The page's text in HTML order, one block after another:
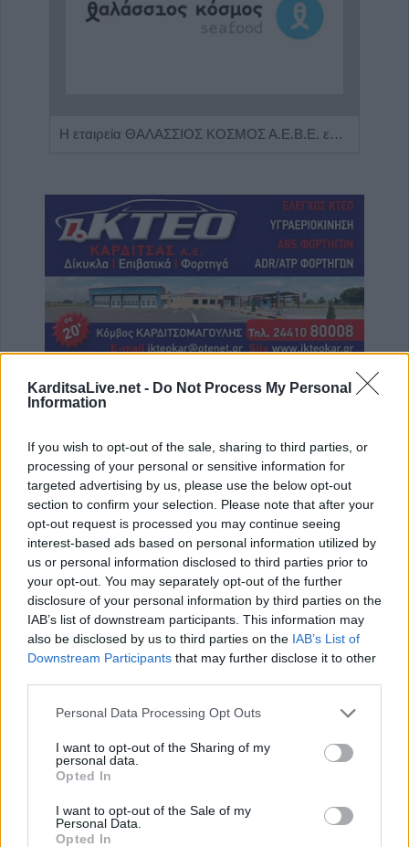
KarditsaLive.net - Do Not Process My Personal
Information
If you wish to opt-out of the sale, sharing to third parties, or
processing of your personal or sensitive information for
targeted advertising by us, please use the below opt-out
section to confirm your selection. Please note that after your
opt-out request is processed you may continue seeing
interest-based ads based on personal information utilized by
us or personal information disclosed to third parties prior to
your opt-out. You may separately opt-out of the further
disclosure of your personal information by third parties on the
IAB’s list of downstream participants. This information may
also be disclosed by us to third parties on the IAB’s List of
Downstream Participants that may further disclose it to other
Personal Data Processing Opt Outs
I want to opt-out of the Sharing of my
personal data.
Opted In
I want to opt-out of the Sale of my
Personal Data.
Opted In
Η εταιρεία ΘΑΛΑΣΣΙΟΣ ΚΟΣΜΟΣ Α.Ε.Β.Ε. επιθυμεί να προσλάβει Αποθηκάριο
ΤΕΛΕΥΤΑΙΑ ΝΕΑ
“Calimera” με “spitiko” και συνταγές όπως
5 Αυγούστου 2026, 23:58
Στη Σόφια θα ψάξει την πρόκριση ο
Παναθηναϊκός
5 Αυγούστου 2026, 23:33
Σύγκρουση μηχανής με αυτοκίνητο στη
Λάρισα – Στο νοσοκομείο ο οδηγός του
δικύκλου
5 Αυγούστου 2026, 22:45
Κεραυνός χτύπησε γήπεδο στην Ταϊλάνδη –
Νεκρός 24χρονος ποδοσφαιριστής
Εγκρίθηκε η προγραμματική σύμβαση για
την εκπόνηση της μελέτης ανακατασκευής
της ιστορικής Γέφυρας Κοράκου
Κάηκε ολοσχερώς αυτοκίνητο στην περιοχή
του Μορφοβουνίου